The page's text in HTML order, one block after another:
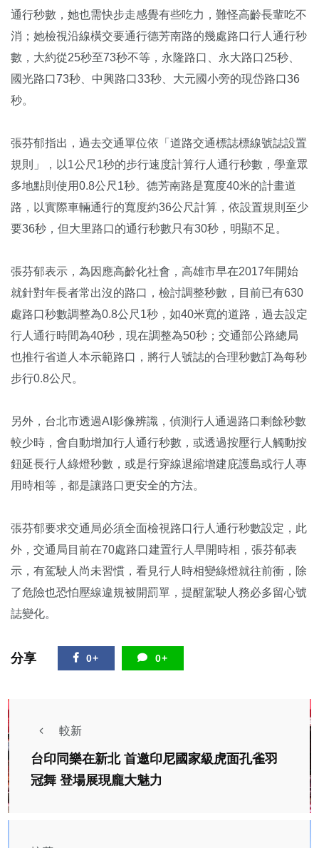
通行秒數，她也需快步走感覺有些吃力，難怪高齡長輩吃不
消；她檢視沿線橫交要通行德芳南路的幾處路口行人通行秒
數，大約從25秒至73秒不等，永隆路口、永大路口25秒、
國光路口73秒、中興路口33秒、大元國小旁的現岱路口36
秒。
張芬郁指出，過去交通單位依「道路交通標誌標線號誌設置
規則」，以1公尺1秒的步行速度計算行人通行秒數，學童眾
多地點則使用0.8公尺1秒。德芳南路是寬度40米的計畫道
路，以實際車輛通行的寬度約36公尺計算，依設置規則至少
要36秒，但大里路口的通行秒數只有30秒，明顯不足。
張芬郁表示，為因應高齡化社會，高雄市早在2017年開始
就針對年長者常出沒的路口，檢討調整秒數，目前已有630
處路口秒數調整為0.8公尺1秒，如40米寬的道路，過去設定
行人通行時間為40秒，現在調整為50秒；交通部公路總局
也推行省道人本示範路口，將行人號誌的合理秒數訂為每秒
步行0.8公尺。
另外，台北市透過AI影像辨識，偵測行人通過路口剩餘秒數
較少時，會自動增加行人通行秒數，或透過按壓行人觸動按
鈕延長行人綠燈秒數，或是行穿線退縮增建庇護島或行人專
用時相等，都是讓路口更安全的方法。
張芬郁要求交通局必須全面檢視路口行人通行秒數設定，此
外，交通局目前在70處路口建置行人早開時相，張芬郁表
示，有駕駛人尚未習慣，看見行人時相變綠燈就往前衝，除
了危險也恐怕壓線違規被開罰單，提醒駕駛人務必多留心號
誌變化。
分享 0+ 0+
較新
台印同樂在新北 首邀印尼國家級虎面孔雀羽
冠舞 登場展現龐大魅力